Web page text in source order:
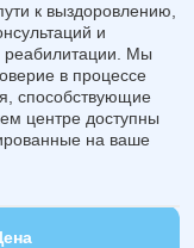
к выздоровлению,
и
реабилитации. Мы
в процессе
способствующие
центре доступны
на ваше